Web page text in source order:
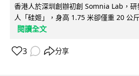
香港人於深圳創辦初創 Somnia Lab，
人「硅姬」，身高 1.75 米卻僅重 20 公
閱讀全文
3 分享